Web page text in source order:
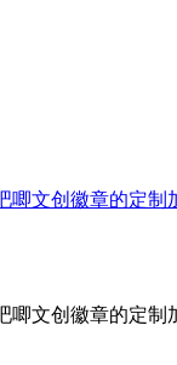
唧文创徽章的定制
唧文创徽章的定制